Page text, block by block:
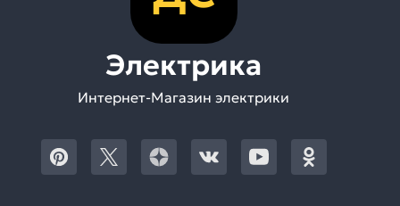
Электрика
Интернет-Магазин электрики